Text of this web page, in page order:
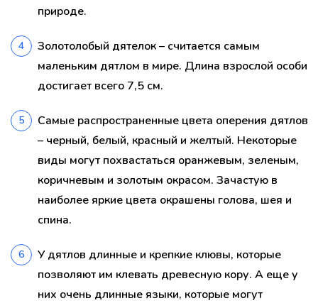
природе.
Золотолобый дятелок – считается самым
маленьким дятлом в мире. Длина взрослой особи
достигает всего 7,5 см.
Самые распространенные цвета оперения дятлов
– черный, белый, красный и желтый. Некоторые
виды могут похвастаться оранжевым, зеленым,
коричневым и золотым окрасом. Зачастую в
наиболее яркие цвета окрашены голова, шея и
спина.
У дятлов длинные и крепкие клювы, которые
позволяют им клевать древесную кору. А еще у
них очень длинные языки, которые могут